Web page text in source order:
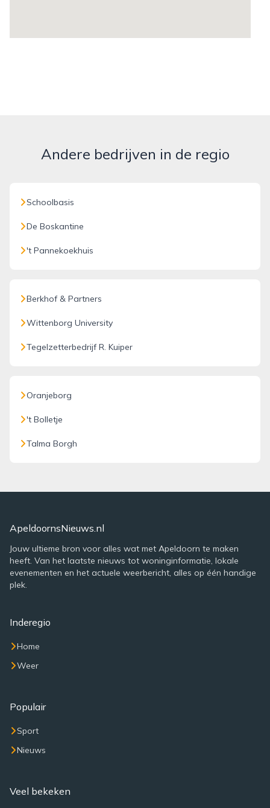
Andere bedrijven in de regio
Schoolbasis
De Boskantine
't Pannekoekhuis
Berkhof & Partners
Wittenborg University
Tegelzetterbedrijf R. Kuiper
Oranjeborg
't Bolletje
Talma Borgh
ApeldoornsNieuws.nl
Jouw ultieme bron voor alles wat met Apeldoorn te maken
heeft. Van het laatste nieuws tot woninginformatie, lokale
evenementen en het actuele weerbericht, alles op één handige
plek.
Inderegio
Home
Weer
Populair
Sport
Nieuws
Veel bekeken